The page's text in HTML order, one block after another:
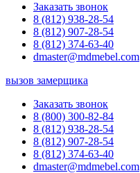
Заказать звонок
8 (812) 938-28-54
8 (812) 907-28-54
8 (812) 374-63-40
dmaster@mdmebel.com
вызов замерщика
Заказать звонок
8 (800) 300-82-84
8 (812) 938-28-54
8 (812) 907-28-54
8 (812) 374-63-40
dmaster@mdmebel.com